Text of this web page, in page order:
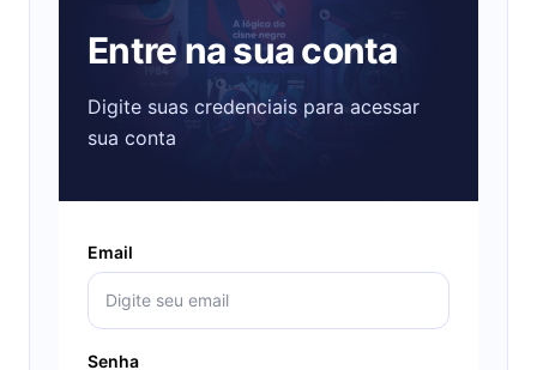
Entre na sua conta
Digite suas credenciais para acessar
sua conta
Email
Senha